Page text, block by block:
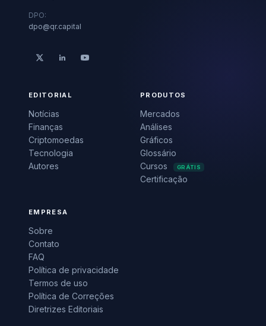
DPO:
dpo@qr.capital
EDITORIAL
Notícias
Finanças
Criptomoedas
Tecnologia
Autores
PRODUTOS
Mercados
Análises
Gráficos
Glossário
Cursos
GRÁTIS
Certificação
EMPRESA
Sobre
Contato
FAQ
Política de privacidade
Termos de uso
Política de Correções
Diretrizes Editoriais